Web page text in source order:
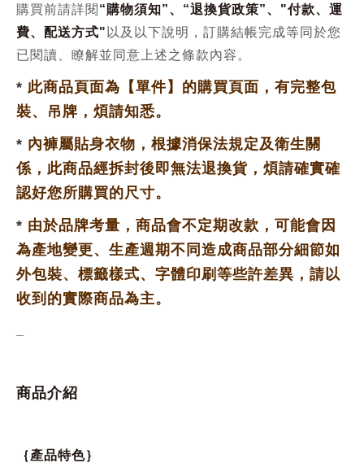
購買前請詳閱 “購物須知”、“退換貨政策”、 "付款、運
費、配送方式" 以及以下說明，訂購結帳完成等同於您
已閱讀、瞭解並同意上述之條款內容。
* 此商品頁面為【單件】的購買頁面，有完整包
裝、吊牌， 煩請知悉。
* 內褲屬貼身衣物，根據消保法規定及衛生關
係，此商品經拆封後即無法退換貨， 煩請確實確
認好您所購買的尺寸。
* 由於品牌考量，商品會不定期改款，可能會因
為產地變更、生產週期不同 造成商品部分細節如
外包裝、標籤樣式、字體印刷等些許差異，請以
收到的實際商品為主。
商品介紹
｛產品特色｝